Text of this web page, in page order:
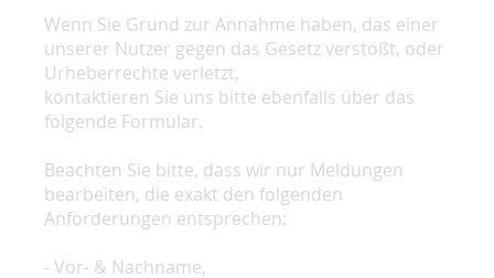
Wenn Sie Grund zur Annahme haben, das einer
unserer Nutzer gegen das Gesetz verstößt, oder
Urheberrechte verletzt,
kontaktieren Sie uns bitte ebenfalls über das
folgende Formular.
Beachten Sie bitte, dass wir nur Meldungen
bearbeiten, die exakt den folgenden
Anforderungen entsprechen:
- Vor- & Nachname,